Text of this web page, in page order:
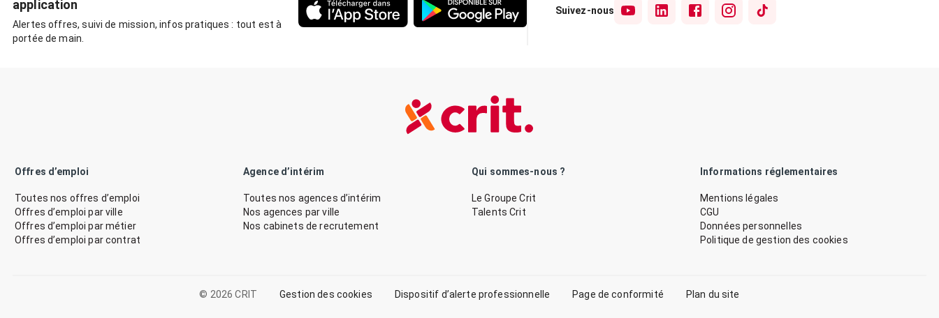
application
Alertes offres, suivi de mission, infos pratiques : tout est à
portée de main.
Suivez-nous
Offres d’emploi
Toutes nos offres d’emploi
Offres d’emploi par ville
Offres d’emploi par métier
Offres d’emploi par contrat
Agence d’intérim
Toutes nos agences d’intérim
Nos agences par ville
Nos cabinets de recrutement
Qui sommes-nous ?
Le Groupe Crit
Talents Crit
Informations réglementaires
Mentions légales
CGU
Données personnelles
Politique de gestion des cookies
© 2026 CRIT Gestion des cookies Dispositif d’alerte professionnelle Page de conformité Plan du site